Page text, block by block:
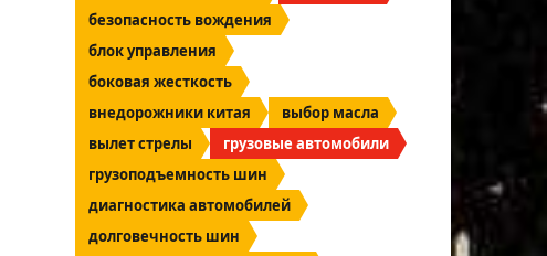
безопасность вождения
блок управления
боковая жесткость
внедорожники китая
выбор масла
вылет стрелы
грузовые автомобили
грузоподъемность шин
диагностика автомобилей
долговечность шин